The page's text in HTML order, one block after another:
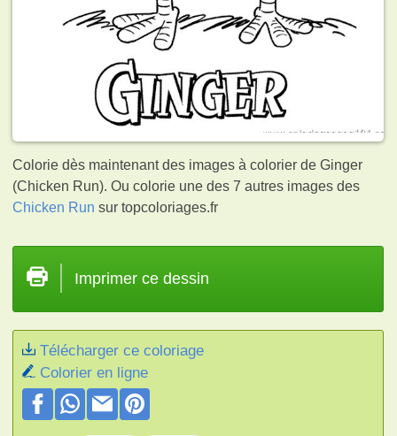
Colorie dès maintenant des images à colorier de Ginger
(Chicken Run). Ou colorie une des 7 autres images des
Chicken Run sur topcoloriages.fr
Imprimer ce dessin
Télécharger ce coloriage
Colorier en ligne